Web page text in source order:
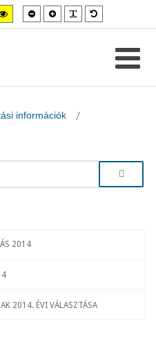
Magas
kontraszt
sárga-
Kisebb
betűméret
Nagyobb
betűméret
információk
2014
2014. ÉVI VÁLASZTÁSA